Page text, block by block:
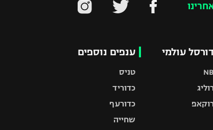
עולמי ענפים נוספים
טניס
כדוריד
כדורעף
שחייה